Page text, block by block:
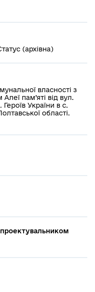
(архівна)
власності з
пам’яті від вул.
України в с.
області.
проектувальником